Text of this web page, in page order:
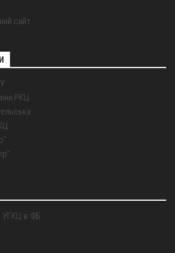
сайт
РКЦ
УГКЦ в ФБ